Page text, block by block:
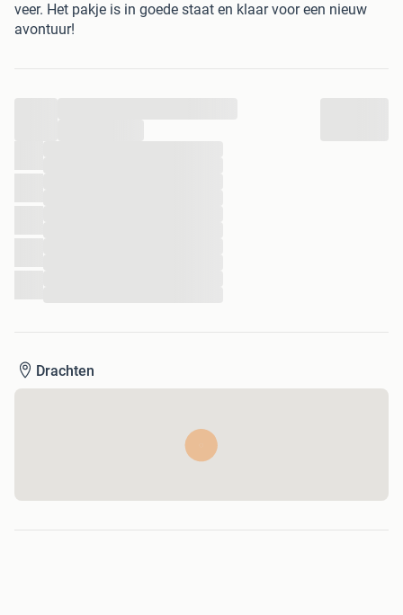
veer. Het pakje is in goede staat en klaar voor een nieuw
avontuur!
Drachten